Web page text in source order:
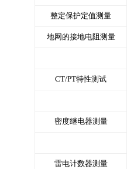
整定保护定值测量
地网的接地电阻测量
CT/PT特性测试
密度继电器测量
雷电计数器测量